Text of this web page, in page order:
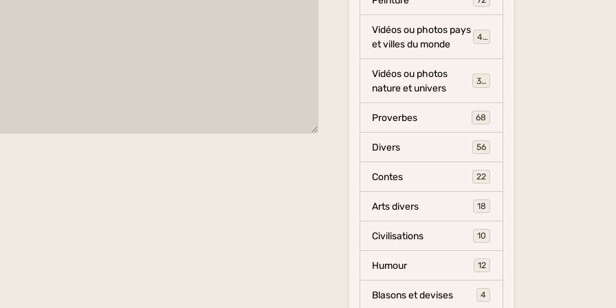
Vidéos ou photos pays
et villes du monde
454
Vidéos ou photos
nature et univers
325
Proverbes 68
Divers 56
Contes 22
Arts divers 18
Civilisations 10
Humour 12
Blasons et devises 4